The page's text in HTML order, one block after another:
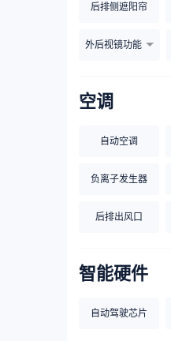
后排侧遮阳帘
外后视镜功能
空调
自动空调
负离子发生器
后排出风口
智能硬件
自动驾驶芯片